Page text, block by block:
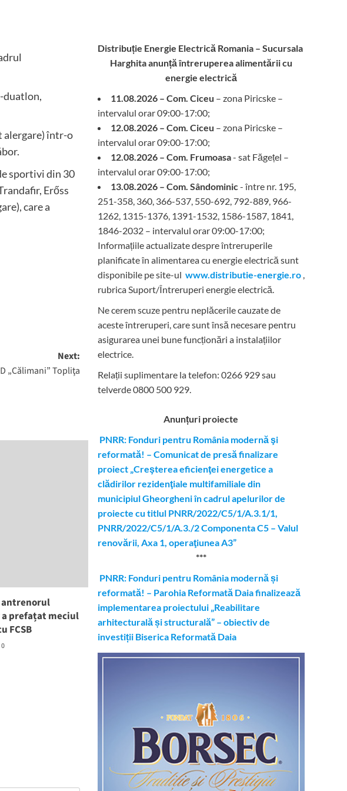
duatlon,
alergare) într-o
sportivi din 30
Erőss
care a
Next:
„Călimani” Topliţa
antrenorul
prefațat meciul
FCSB
0
Distribuție Energie Electrică Romania – Sucursala
Harghitaanunță întreruperea alimentării cu
energie electrică
11.08.2026 – Com. Ciceu – zona Piricske –
intervalul orar 09:00-17:00;
12.08.2026 – Com. Ciceu – zona Piricske –
intervalul orar 09:00-17:00;
12.08.2026 – Com. Frumoasa- sat Făgețel –
intervalul orar 09:00-17:00;
13.08.2026 – Com. Sândominic- între nr. 195,
251-358, 360, 366-537, 550-692, 792-889, 966-
1262, 1315-1376, 1391-1532, 1586-1587, 1841,
1846-2032 – intervalul orar 09:00-17:00;
Informațiile actualizate despre întreruperile
planificate în alimentarea cu energie electrică sunt
disponibile pe site-ul www.distributie-energie.ro ,
rubrica Suport/Întreruperi energie electrică.
Ne cerem scuze pentru neplăcerile cauzate de
aceste întreruperi, care sunt însă necesare pentru
asigurarea unei bune funcționări a instalațiilor
electrice.
Relații suplimentare la telefon: 0266 929 sau
telverde 0800 500 929.
Anunțuri proiecte
PNRR: Fonduri pentru România modernă şi
reformată! – Comunicat de presă finalizare
proiect „Creşterea eficienţei energetice a
clădirilor rezidenţiale multifamiliale din
municipiul Gheorgheni în cadrul apelurilor de
proiecte cu titlul PNRR/2022/C5/1/A.3.1/1,
PNRR/2022/C5/1/A.3./2 Componenta C5 – Valul
renovării, Axa 1, operaţiunea A3”
***
PNRR: Fonduri pentru România modernă și
reformată! – Parohia Reformată Daia finalizează
implementarea proiectului „Reabilitare
arhitecturală și structurală” – obiectiv de
investiții Biserica Reformată Daia